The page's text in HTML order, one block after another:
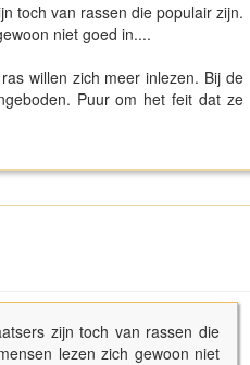
toch van rassen die populair zijn.
niet goed in....
willen zich meer inlezen. Bij de
Puur om het feit dat ze
zijn toch van rassen die
lezen zich gewoon niet